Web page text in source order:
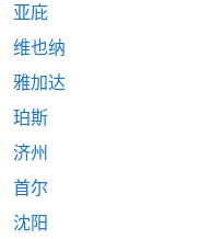
亚庇
维也纳
雅加达
珀斯
济州
首尔
沈阳